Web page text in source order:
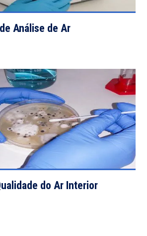
Análise de Ar
VIEW DETAILS
do Ar Interior